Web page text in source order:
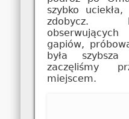
szybko
zdobycz.
gapiów,
była
zaczęliśmy
miejscem.